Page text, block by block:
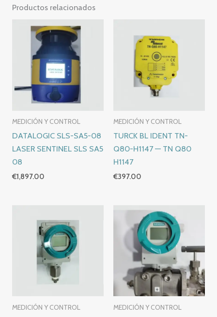
Productos relacionados
MEDICIÓN Y CONTROL
DATALOGIC SLS-SA5-08
LASER SENTINEL SLS SA5
08
€1,897.00
MEDICIÓN Y CONTROL
TURCK BL IDENT TN-
Q80-H1147 — TN Q80
H1147
€397.00
MEDICIÓN Y CONTROL MEDICIÓN Y CONTROL